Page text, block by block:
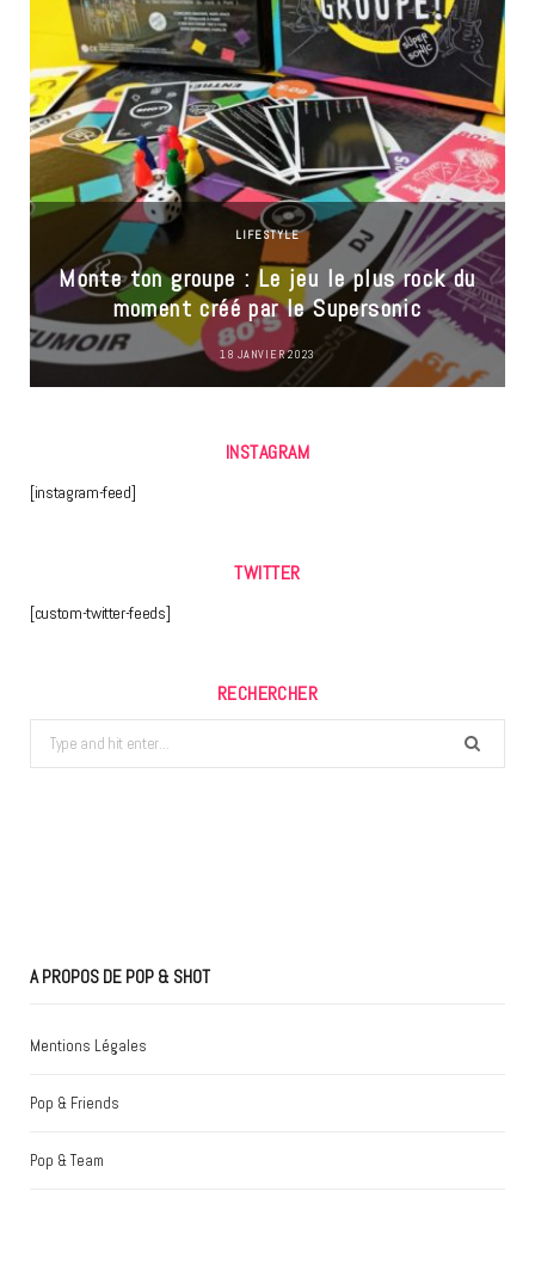
LIFESTYLE
Monte ton groupe : Le jeu le plus rock du
moment créé par le Supersonic
18 JANVIER 2023
INSTAGRAM
[instagram-feed]
TWITTER
[custom-twitter-feeds]
RECHERCHER
Search
for:
A PROPOS DE POP & SHOT
Mentions Légales
Pop & Friends
Pop & Team